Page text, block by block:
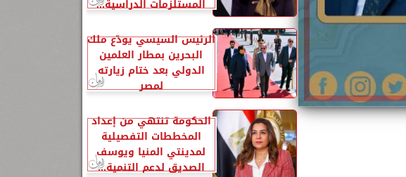
المستلزمات الدراسية...
الرئيس السيسي يودّع ملك
البحرين بمطار العلمين
الدولي بعد ختام زيارته
لمصر
الحكومة تنتهي من إعداد
المخططات التفصيلية
لمدينتي المنيا ويوسف
الصديق لدعم التنمية...